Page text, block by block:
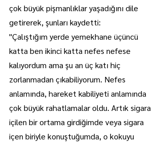
çok büyük pişmanlıklar yaşadığını dile
getirerek, şunları kaydetti:
"Çalıştığım yerde yemekhane üçüncü
katta ben ikinci katta nefes nefese
kalıyordum ama şu an üç katı hiç
zorlanmadan çıkabiliyorum. Nefes
anlamında, hareket kabiliyeti anlamında
çok büyük rahatlamalar oldu. Artık sigara
içilen bir ortama girdiğimde veya sigara
içen biriyle konuştuğumda, o kokuyu